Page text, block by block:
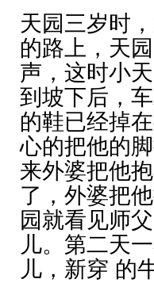
天园三岁时
的路上，天
声，这时小
到坡下后，
的鞋已经掉
心的把他的
来外婆把他
了，外婆把
园就看见师
儿。第二天
儿，新穿 的